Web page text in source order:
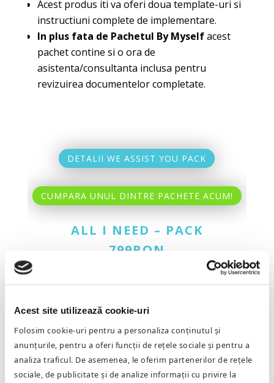
Acest site utilizează cookie-uri
Folosim cookie-uri pentru a personaliza conținutul și
anunțurile, pentru a oferi funcții de rețele sociale și pentru a
analiza traficul. De asemenea, le oferim partenerilor de rețele
sociale, de publicitate și de analize informații cu privire la
Acest produs iti va oferi doua template-uri si
instructiuni complete de implementare.
In plus fata de Pachetul By Myselfacest
pachet contine si o ora de
asistenta/consultanta inclusa pentru
revizuirea documentelor completate.
DETALII WE ASSIST YOU PACK
CUMPARA UNUL DINTRE PACHETE ACUM!
ALL I NEED – PACK
799RON